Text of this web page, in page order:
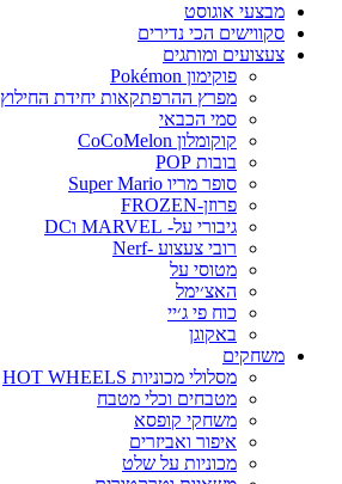
מבצעי אוגוסט
סקווישים הכי נדירים
צעצועים ומותגים
פוקימון Pokémon
מפרץ ההרפתקאות יחידת החילוץ
סמי הכבאי
קוקומלון CoCoMelon
בובות POP
סופר מריו Super Mario
פרוזן-FROZEN
גיבורי על- MARVEL וDC
רובי צעצוע -Nerf
מטוסי על
האצ׳ימל
כוח פי ג׳יי
באקוגן
משחקים
מסלולי מכוניות HOT WHEELS
מטבחים וכלי מטבח
משחקי קופסא
איפור ואביזרים
מכוניות על שלט